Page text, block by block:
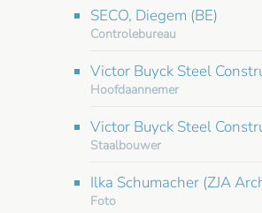
SECO, Diegem (BE)
Controlebureau
Victor Buyck Steel
Hoofdaannemer
Victor Buyck Steel
Staalbouwer
Ilka Schumacher (ZJA
Foto